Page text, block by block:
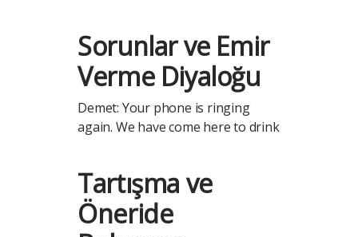
Sorunlar ve Emir
Verme Diyaloğu
Demet: Your phone is ringing
again. We have come here to drink
Tartışma ve
Öneride